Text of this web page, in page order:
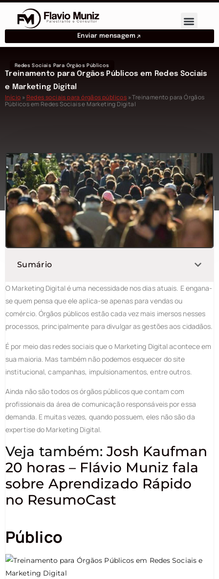
Enviar mensagem
Redes Sociais Para Órgãos Públicos
Treinamento para Órgãos Públicos em Redes Sociais
e Marketing Digital
Início »Redes sociais para órgãos públicos »Treinamento para Órgãos
Públicos em Redes Sociais e Marketing Digital
Sumário
O Marketing Digital é uma necessidade nos dias atuais. E engana-
se quem pensa que ele aplica-se apenas para vendas ou
comércio. Órgãos públicos estão cada vez mais imersos nesses
processos, principalmente para divulgar as gestões aos cidadãos.
É por meio das redes sociais que o Marketing Digital acontece em
sua maioria. Mas também não podemos esquecer do site
institucional, campanhas, impulsionamentos, entre outros.
Ainda não são todos os órgãos públicos que contam com
profissionais da área de comunicação responsáveis por essa
demanda. E muitas vezes, quando possuem, eles não são da
expertise do Marketing Digital.
Veja também:Josh Kaufman
20 horas – Flávio Muniz fala
sobre Aprendizado Rápido
no ResumoCast
Público